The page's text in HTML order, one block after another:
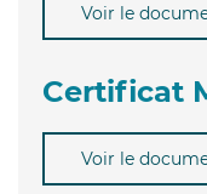
Voir le
Certificat
Voir le